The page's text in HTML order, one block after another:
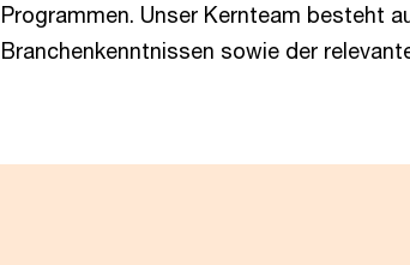
Programmen. Unser Kernteam besteht
Branchenkenntnissen sowie der